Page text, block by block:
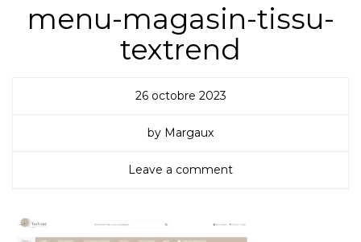
menu-magasin-tissu-
textrend
26 octobre 2023
by Margaux
Leave a comment